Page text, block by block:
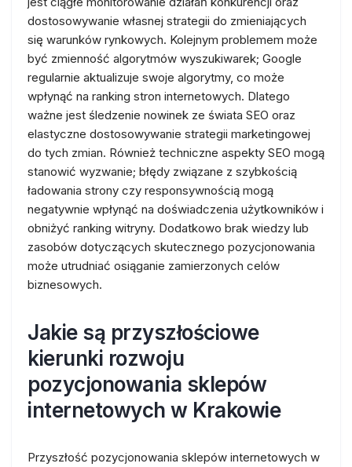
dostosowywanie własnej strategii do zmieniających
się warunków rynkowych. Kolejnym problemem może
być zmienność algorytmów wyszukiwarek; Google
regularnie aktualizuje swoje algorytmy, co może
wpłynąć na ranking stron internetowych. Dlatego
ważne jest śledzenie nowinek ze świata SEO oraz
elastyczne dostosowywanie strategii marketingowej
do tych zmian. Również techniczne aspekty SEO mogą
stanowić wyzwanie; błędy związane z szybkością
ładowania strony czy responsywnością mogą
negatywnie wpłynąć na doświadczenia użytkowników i
obniżyć ranking witryny. Dodatkowo brak wiedzy lub
zasobów dotyczących skutecznego pozycjonowania
może utrudniać osiąganie zamierzonych celów
biznesowych.
Jakie są przyszłościowe
kierunki rozwoju
pozycjonowania sklepów
internetowych w Krakowie
Przyszłość pozycjonowania sklepów internetowych w